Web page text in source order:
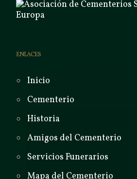
ENLACES
Inicio
Cementerio
Historia
Amigos del Cementerio
Servicios Funerarios
Mapa del Cementerio